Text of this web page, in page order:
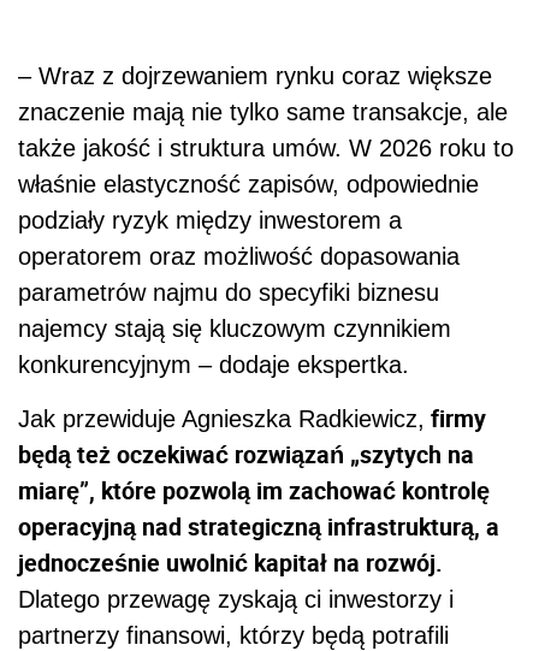
– Wraz z dojrzewaniem rynku coraz większe
znaczenie mają nie tylko same transakcje, ale
także jakość i struktura umów. W 2026 roku to
właśnie elastyczność zapisów, odpowiednie
podziały ryzyk między inwestorem a
operatorem oraz możliwość dopasowania
parametrów najmu do specyfiki biznesu
najemcy stają się kluczowym czynnikiem
konkurencyjnym – dodaje ekspertka.
Jak przewiduje Agnieszka Radkiewicz, firmy
będą też oczekiwać rozwiązań „szytych na
miarę”, które pozwolą im zachować kontrolę
operacyjną nad strategiczną infrastrukturą, a
jednocześnie uwolnić kapitał na rozwój.
Dlatego przewagę zyskają ci inwestorzy i
partnerzy finansowi, którzy będą potrafili